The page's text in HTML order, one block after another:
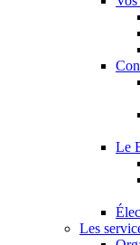
Le
Les